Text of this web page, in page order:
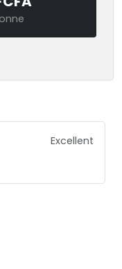
Excellent